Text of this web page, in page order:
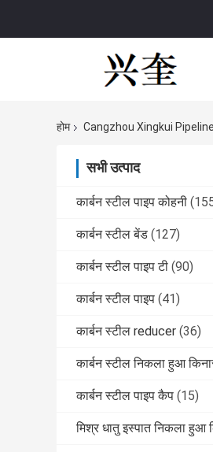
होम Cangzhou Xingkui
सभी उत्पाद
कार्बन स्टील पाइप कोहनी
कार्बन स्टील बेंड (127)
कार्बन स्टील पाइप टी (90)
कार्बन स्टील पाइप (41)
कार्बन स्टील reducer (36)
कार्बन स्टील निकला हुआ
कार्बन स्टील पाइप कैप (15)
मिश्र धातु इस्पात निकला हुआ